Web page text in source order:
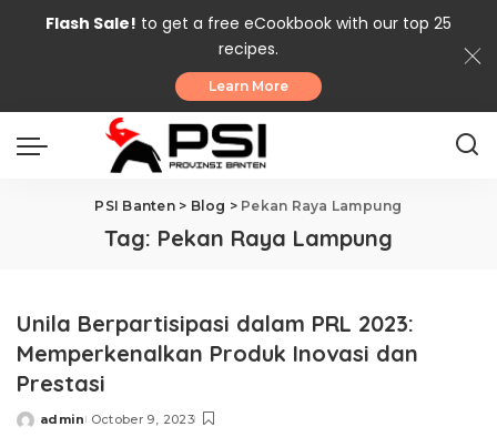
Flash Sale! to get a free eCookbook with our top 25
recipes.
Learn More
PSI Banten> Blog > Pekan Raya Lampung
Tag: Pekan Raya Lampung
Unila Berpartisipasi dalam PRL 2023:
Memperkenalkan Produk Inovasi dan
Prestasi
Posted
admin October 9, 2023